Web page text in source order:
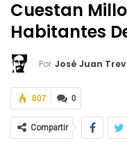
Cuestan
Habitantes
Por José Juan
0
807
Compartir